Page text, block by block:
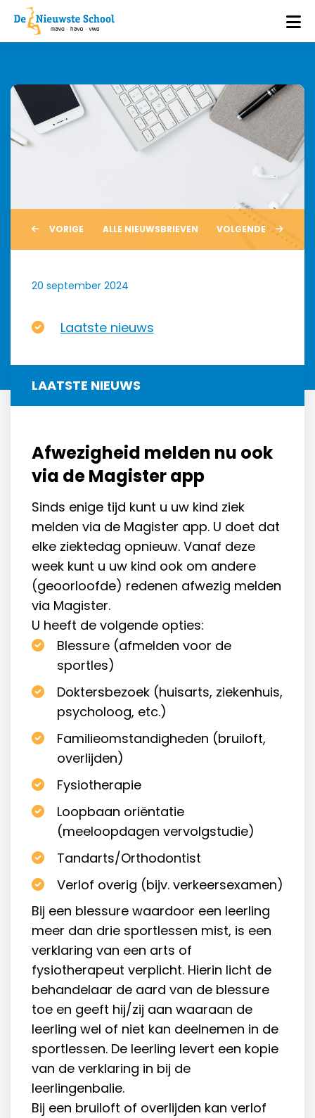
VORIGE ALLE NIEUWSBRIEVEN VOLGENDE
20 september 2024
Laatste nieuws
LAATSTE NIEUWS
Afwezigheid melden nu ook
via de Magister app
Sinds enige tijd kunt u uw kind ziek
melden via de Magister app. U doet dat
elke ziektedag opnieuw. Vanaf deze
week kunt u uw kind ook om andere
(geoorloofde) redenen afwezig melden
via Magister.
U heeft de volgende opties:
Blessure (afmelden voor de
sportles)
Doktersbezoek (huisarts, ziekenhuis,
psycholoog, etc.)
Familieomstandigheden (bruiloft,
overlijden)
Fysiotherapie
Loopbaan oriëntatie
(meeloopdagen vervolgstudie)
Tandarts/Orthodontist
Verlof overig (bijv. verkeersexamen)
Bij een blessure waardoor een leerling
meer dan drie sportlessen mist, is een
verklaring van een arts of
fysiotherapeut verplicht. Hierin licht de
behandelaar de aard van de blessure
toe en geeft hij/zij aan waaraan de
leerling wel of niet kan deelnemen in de
sportlessen. De leerling levert een kopie
van de verklaring in bij de
leerlingenbalie.
Bij een bruiloft of overlijden kan verlof